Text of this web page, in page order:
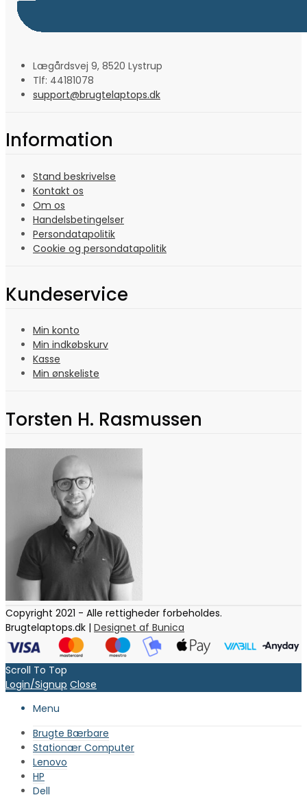
Lægårdsvej 9, 8520 Lystrup
Tlf: 44181078
support@brugtelaptops.dk
Information
Stand beskrivelse
Kontakt os
Om os
Handelsbetingelser
Persondatapolitik
Cookie og persondatapolitik
Kundeservice
Min konto
Min indkøbskurv
Kasse
Min ønskeliste
Torsten H. Rasmussen
Copyright 2021 - Alle rettigheder forbeholdes.
Brugtelaptops.dk | Designet af Bunica
Scroll To Top
Login/Signup Close
Menu
Brugte Bærbare
Stationær Computer
Lenovo
HP
Dell